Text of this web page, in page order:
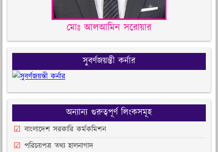
মোঃ আলআমিন সরোয়ার
সুবর্ণজয়ন্তী কর্নার
অন্যান্য গুরুত্বপূর্ণ লিংকসমূহ
বাংলাদেশ সরকারি কর্মকমিশন
পরিচয়পত্র তথ্য হালনাগাদ